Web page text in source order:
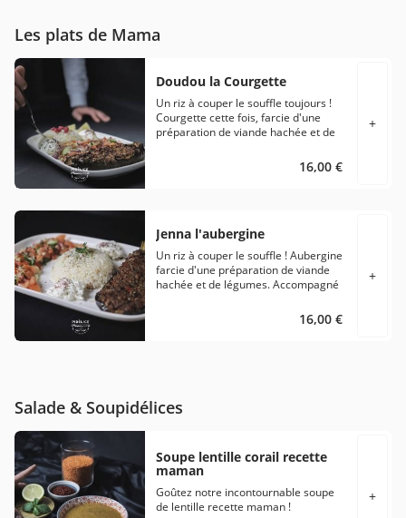
Les plats de Mama
Doudou la Courgette
Un riz à couper le souffle toujours !
Courgette cette fois, farcie d'une
préparation de viande hachée et de
16,00 €
+
Jenna l'aubergine
Un riz à couper le souffle ! Aubergine
farcie d'une préparation de viande
hachée et de légumes. Accompagné
16,00 €
+
Salade & Soupidélices
Soupe lentille corail recette
maman
Goûtez notre incontournable soupe
de lentille recette maman !
+